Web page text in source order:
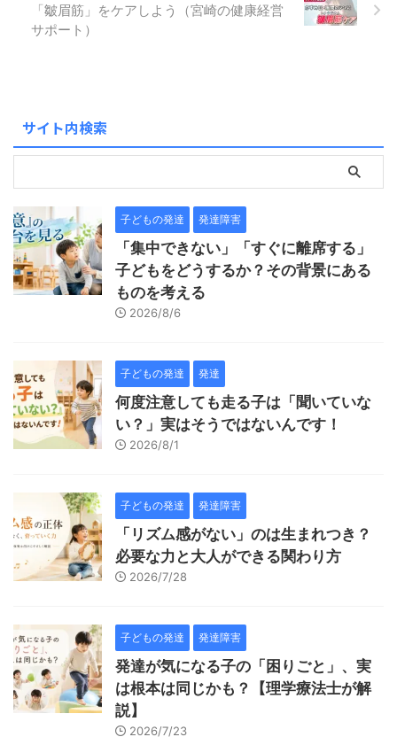
「皺眉筋」をケアしよう（宮崎の健康経営
サポート）
サイト内検索
子どもの発達 発達障害
「集中できない」「すぐに離席する」
子どもをどうするか？その背景にある
ものを考える
2026/8/6
子どもの発達 発達
何度注意しても走る子は「聞いていな
い？」実はそうではないんです！
2026/8/1
子どもの発達 発達障害
「リズム感がない」のは生まれつき？
必要な力と大人ができる関わり方
2026/7/28
子どもの発達 発達障害
発達が気になる子の「困りごと」、実
は根本は同じかも？【理学療法士が解
説】
2026/7/23